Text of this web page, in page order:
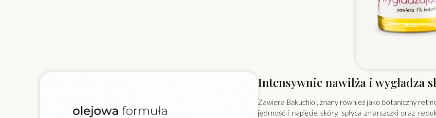
Intensywnie nawilża i wygładza
Zawiera Bakuchiol, znany również jako botaniczny
jędrność i napięcie skóry, spłyca zmarszczki oraz